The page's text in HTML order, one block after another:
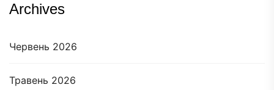
Archives
Червень 2026
Травень 2026